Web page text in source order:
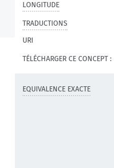
LONGITUDE
TRADUCTIONS
URI
TÉLÉCHARGER CE CONCEPT :
EQUIVALENCE EXACTE